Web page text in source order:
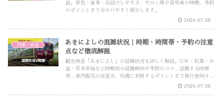
説。景色・食事・会話のしやすさ、サロン席や各号車の特徴、予約
のポイントまで分かりやすく紹介します。
2026.07.08
列車・特急
あをによしの混雑状況｜時期・時間帯・予約の注意
点など徹底解説
観光特急「あをによし」の混雑状況を詳しく解説。GW・紅葉・お
盆・年末年始など時期別の混雑傾向や予約のコツ、混雑する時間
帯、車内販売の注意点、快適に利用するポイントまで旅行者向けに
2026.07.08